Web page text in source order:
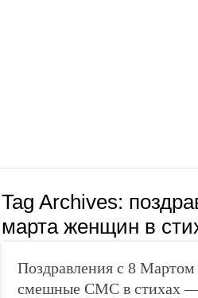
Tag Archives:
марта женщин в
Поздравления с 8
смешные СМС в стихах —